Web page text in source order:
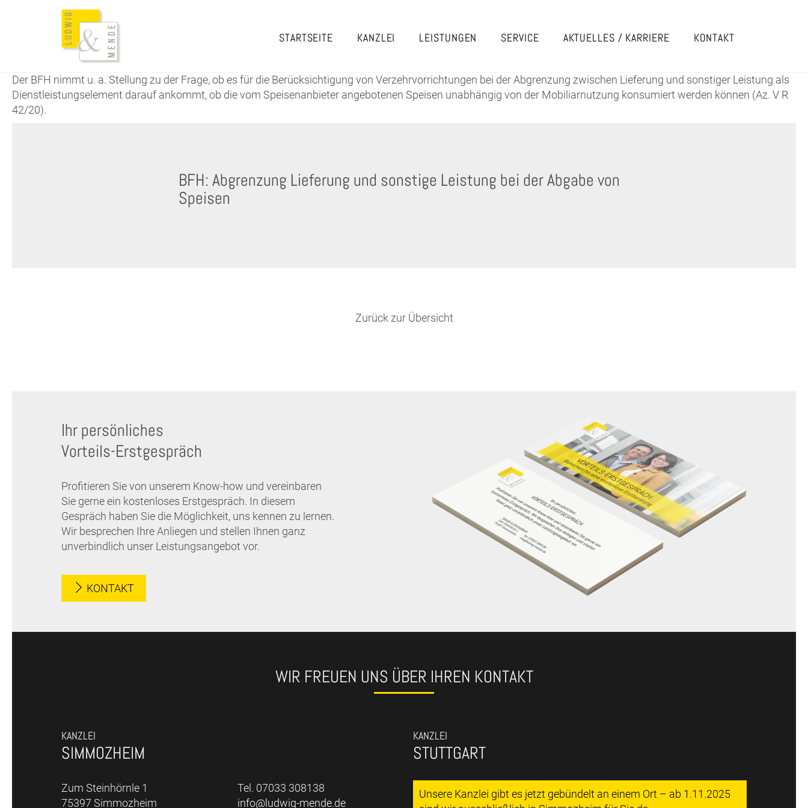
STARTSEITE KANZLEI LEISTUNGEN SERVICE AKTUELLES / KARRIERE KONTAKT
Der BFH nimmt u. a. Stellung zu der Frage, ob es für die Berücksichtigung von Verzehrvorrichtungen bei der Abgrenzung zwischen Lieferung und sonstiger Leistung als
Dienstleistungselement darauf ankommt, ob die vom Speisenanbieter angebotenen Speisen unabhängig von der Mobiliarnutzung konsumiert werden können (Az. V R
42/20).
BFH: Abgrenzung Lieferung und sonstige Leistung bei der Abgabe von
Speisen
Zurück zur Übersicht
Ihr persönliches
Vorteils-Erstgespräch
Profitieren Sie von unserem Know-how und vereinbaren
Sie gerne ein kostenloses Erstgespräch. In diesem
Gespräch haben Sie die Möglichkeit, uns kennen zu lernen.
Wir besprechen Ihre Anliegen und stellen Ihnen ganz
unverbindlich unser Leistungsangebot vor.
KONTAKT
WIR FREUEN UNS ÜBER IHREN KONTAKT
KANZLEI
SIMMOZHEIM
Zum Steinhörnle 1
75397 Simmozheim
Tel. 07033 308138
info@ludwig-mende.de
KANZLEI
STUTTGART
Unsere Kanzlei gibt es jetzt gebündelt an einem Ort – ab 1.11.2025